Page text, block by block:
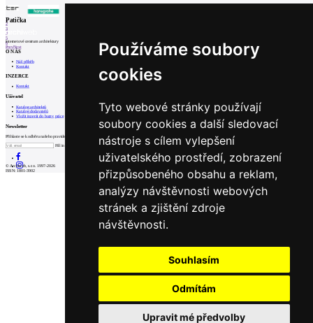
Používáme soubory
cookies
Tyto webové stránky používají
soubory cookies a další sledovací
nástroje s cílem vylepšení
uživatelského prostředí, zobrazení
přizpůsobeného obsahu a reklam,
analýzy návštěvnosti webových
stránek a zjištění zdroje
návštěvnosti.
Souhlasím
Odmítám
Upravit mé předvolby
1
2
3
4
5
6
PrevNext
Patička
internetové centrum architektury
O NÁS
Náš příběh
Kontakt
INZERCE
Kontakt
Uživatel
Katalog architektů
Katalog dodavatelů
Vložit inzerát do burzy práce
Newsletter
Přihlaste se k odběru našeho pravidelného týdenního newsletteru:
Fill in „nospam“
© Archiweb, s.r.o. 1997-2026
ISSN: 1801-3902